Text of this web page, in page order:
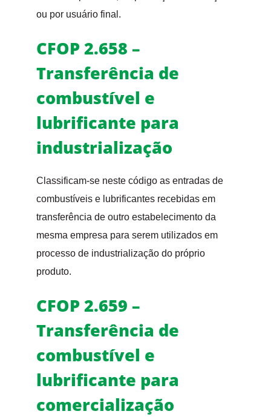
ou por usuário final.
CFOP 2.658 –
Transferência de
combustível e
lubrificante para
industrialização
Classificam-se neste código as entradas de
combustíveis e lubrificantes recebidas em
transferência de outro estabelecimento da
mesma empresa para serem utilizados em
processo de industrialização do próprio
produto.
CFOP 2.659 –
Transferência de
combustível e
lubrificante para
comercialização